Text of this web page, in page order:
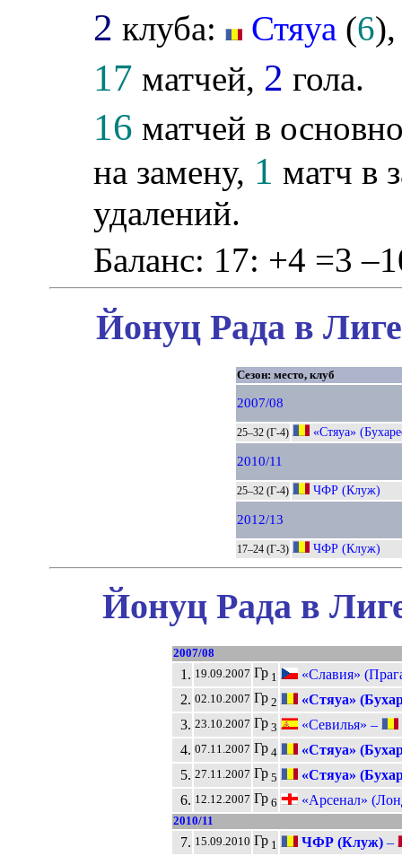
2 клуба: Стяуа (6
17 матчей, 2 гола.
16 матчей в
на замену, 1 матч в
удалений.
Баланс: 17: +4 =3
Йонуц Рада в
Сезон: место, клуб
2007/08
25–32 (Г-4) «Стяуа»
2010/11
25–32 (Г-4) ЧФР (Клуж)
2012/13
17–24 (Г-3) ЧФР (Клуж)
Йонуц Рада в
2007/08
1. 19.09.2007 Гр1
«Славия»
2. 02.10.2007 Гр2
«Стяуа»
3. 23.10.2007 Гр3 «Севилья» –
4. 07.11.2007 Гр4
«Стяуа»
5. 27.11.2007 Гр5
«Стяуа»
6. 12.12.2007 Гр6 «Арсенал»
2010/11
7. 15.09.2010 Гр1 ЧФР (Клуж)–